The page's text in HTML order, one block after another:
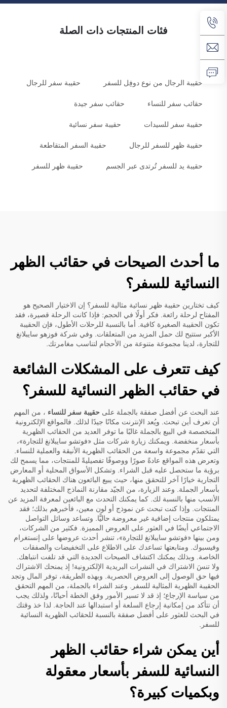
فئات المنتجات ذات الصلة
حقيبة الرجال من نوع دوفِل للسفر حقيبة سفر للرجال
حقائب سفر للنساء حقائب سفر جيدة
حقيبة سفر للسيدات حقيبة سفر نسائية
حقيبة ظهر للسفر للرجال حقيبة السفر المتقاطعة
حقيبة يد للسفر تُرتدى عبر الجسم حقيبة ظهر للسفر
ما أحدث الصيحات في حقائب الظهر
النسائية للسفر؟
كيف تختارين حقيبة ظهر نسائية مثالية للسفر؟ إن الاختيار الصحيح هو
المفتاح لرحلة رائعة. فكر أولًا في الحجم: فإذا كانت الرحلة قصيرة، فقد
تكون الحقيبة الصغيرة كافية. أما بالنسبة للرحلات الأطول، فإن الحقيبة
الأكبر ستتيح لك حمل المزيد من المتعلقات. وفي شركة فوزهو سايبلانغ
للتجارة، لدينا مجموعة متنوعة من الأحجام لتناسب مغامرتك.
كيف تتعرف على المشكلات الشائعة
في حقائب الظهر النسائية للسفر؟
عند البحث عن أفضل صفقة بالجملة على حقيبة سفر للنساء ، من المهم
أن تعرف أين تبحث. ويُعد الإنترنت مكانًا جيدًا لذلك. فالمواقع الإلكترونية
المتخصصة في البيع بالجملة غالبًا ما توفر العديد من الحقائب الظهرية
بأسعار منخفضة. ويمكنك زيارة شركات مثل «فوتشو سايبلانغ للتجارة»،
التي تقدّم مجموعة واسعة من الحقائب الظهرية الأنيقة والعملية للنساء.
وتعرض هذه المواقع عادةً صورًا ووصوفًا تفصيليةً للمنتجات، مما يسمح لك
برؤية ما ستحصل عليه قبل الشراء. وتشكل الأسواق المحلية أو المعارض
التجارية خيارًا آخر للتحقق منها، حيث يبيع البائعون هناك الحقائب الظهرية
بأسعار الجملة. وعند الزيارة، من الجيّد مقارنة النماذج المختلفة لتحديد
الأنسب منها بالنسبة لك. كما يمكنك التحدث مع البائعين لمعرفة المزيد عن
المنتجات. وإذا كنت تبحث عن نموذج أو لون معين، فأخبرهم بذلك؛ فقد
يمتلكون منتجات إضافية غير معروضة حاليًّا. وتساعد وسائل التواصل
الاجتماعي أيضًا في العثور على العروض المميزة. فكثير من الشركات،
ومن بينها «فوتشو سايبلانغ للتجارة»، تنشر أحدث عروضها على إنستغرام
وفيسبوك. ومتابعتها تساعدك على الاطلاع على التخفيضات والصفقات
الخاصة. وبذلك يمكنك اكتشاف الصيحات الجديدة التي قد تلفت انتباهك.
ولا تنسَ الاشتراك في النشرات البريدية الإلكترونية! إذ يمنحك الاشتراك
فيها حق الوصول إلى العروض الحصرية. وبهذه الطريقة، توفر المال وتجد
الحقيبة الظهرية المثالية للسفر. وعند الشراء بالجملة، من المهم التحقق
من سياسة الإرجاع؛ إذ قد لا تسير الأمور وفق الخطة أحيانًا، ولذلك يجب
أن تتأكد من إمكانية إرجاع السلعة أو استبدالها عند الحاجة. لذا خذ وقتك
في البحث للعثور على أفضل صفقة بالنسبة للحقائب الظهرية النسائية
للسفر.
أين يمكن شراء حقائب الظهر
النسائية للسفر بأسعار معقولة
وبكميات كبيرة؟